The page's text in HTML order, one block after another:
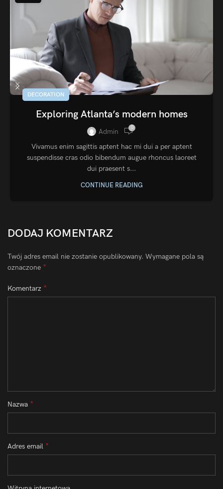
DECORATION
Exploring Atlanta’s modern homes
Admin 0
Vivamus enim sagittis aptent hac mi dui a per aptent
suspendisse cras odio bibendum augue rhoncus laoreet
dui praesent s...
CONTINUE READING
DODAJ KOMENTARZ
Twój adres email nie zostanie opublikowany. Wymagane pola są
oznaczone *
Komentarz *
Nazwa *
Adres email *